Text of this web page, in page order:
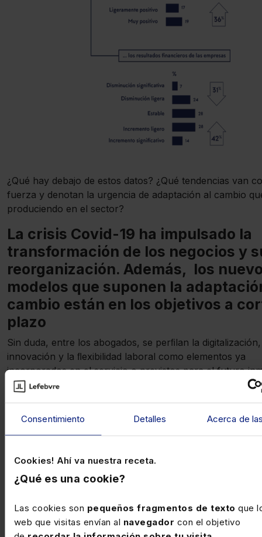
Consentimiento Detalles Acerca de
Cookies! Ahí va nuestra receta.
¿Qué es una cookie?
Las cookies son pequeños fragmentos de texto que
web que visitas envían al navegador con el objetivo
¿Qué hay debajo de estos datos? ¿Qué tendencias van
fuerza y denotan la urgencia de adaptación al cambio
produciendo en el sector?
La crisis Covid-19 ha impulsado la
transformación de los negocios y
reorganización. Además, los
modelos que suponen la
cambio están en los objetivos a
plazo
Sin duda, entre los abogados, se perﬁlan la
innovación y la ﬂexibilidad laboral como elementos ya
incorporados en el servicio o previstos para el futuro
Abogados
Reorganización del pasado reciente y en el futuro